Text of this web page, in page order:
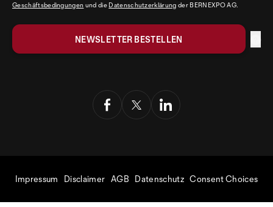
Geschäftsbedingungen und die Datenschutzerklärung der BERNEXPO AG.
Impressum Disclaimer AGB Datenschutz Consent Choices